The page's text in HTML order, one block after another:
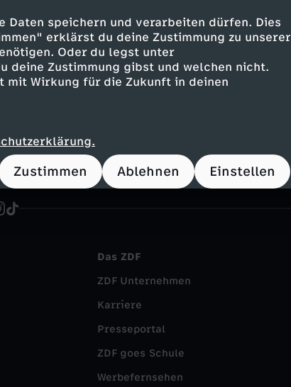
Daten speichern und verarbeiten dürfen. Dies
erklärst du deine Zustimmung zu unserer
Oder du legst unter
deine Zustimmung gibst und welchen nicht.
mit Wirkung für die Zukunft in deinen
Zustimmen Ablehnen Einstellen
Untertitel
FSK 0
Das ZDF
ZDF Unternehmen
Karriere
Presseportal
ZDF goes Schule
Werbefernsehen